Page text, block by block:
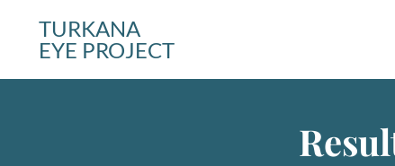
TURKANA
EYE PROJECT